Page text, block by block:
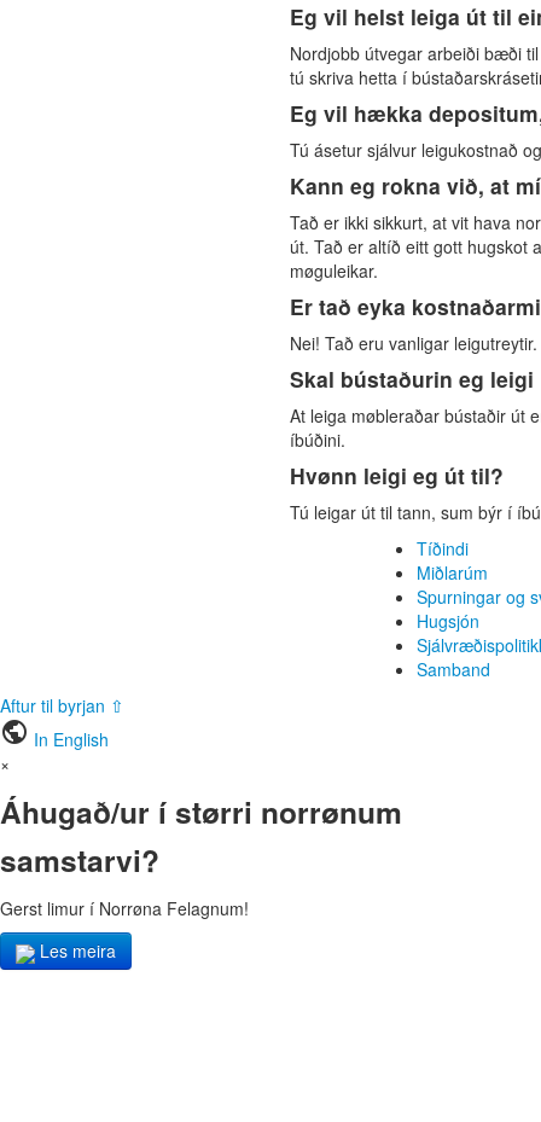
Eg vil helst leiga út til
Nordjobb útvegar arbeiði bæði
tú skriva hetta í
Eg vil hækka
Tú ásetur sjálvur leigukostnað
Kann eg rokna við, at
Tað er ikki sikkurt, at vit hava
út. Tað er altíð eitt gott hugskot
møguleikar.
Er tað eyka
Nei! Tað eru vanligar leigutreytir.
Skal bústaðurin eg
At leiga møbleraðar bústaðir út
íbúðini.
Hvønn leigi eg út til?
Tú leigar út til tann, sum býr í
Tíðindi
Miðlarúm
Spurningar og
Hugsjón
Samband
Aftur til byrjan ⇧
public In English
×
Áhugað/ur í størri norrønum
samstarvi?
Gerst limur í Norrøna Felagnum!
Les meira